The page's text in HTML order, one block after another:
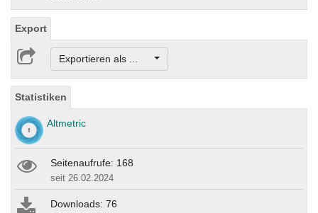
Export
Exportieren als ...
Statistiken
Altmetric
Seitenaufrufe: 168
seit 26.02.2024
Downloads: 76